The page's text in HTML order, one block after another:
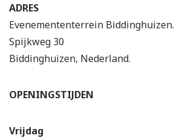
ADRES
Evenemententerrein Biddinghuizen.
Spijkweg 30
Biddinghuizen, Nederland.
OPENINGSTIJDEN
Vrijdag